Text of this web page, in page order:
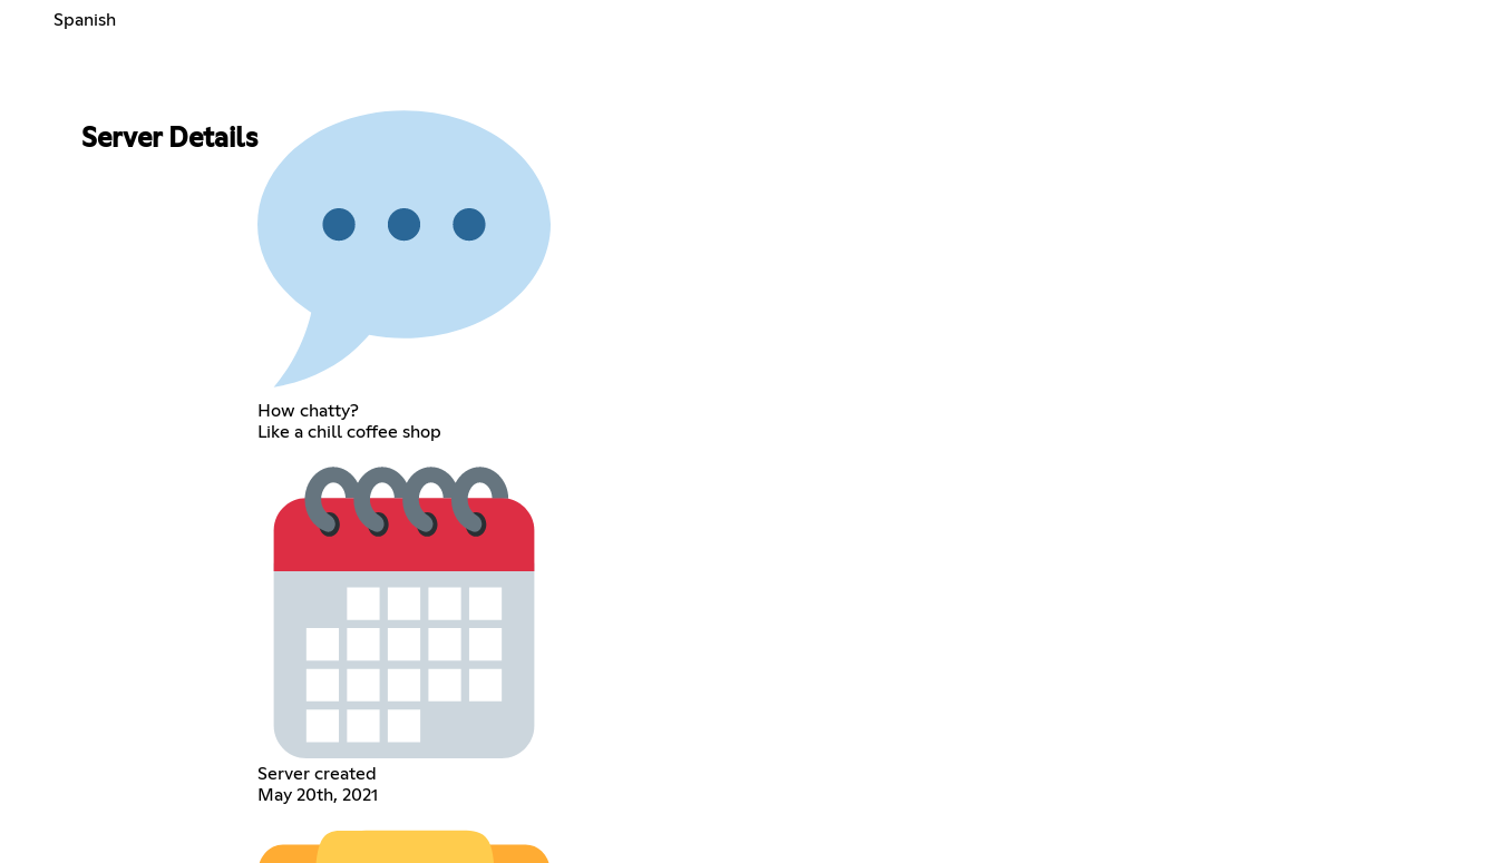
Spanish
Server Details
How chatty?
Like a chill coffee shop
Server created
May 20th, 2021